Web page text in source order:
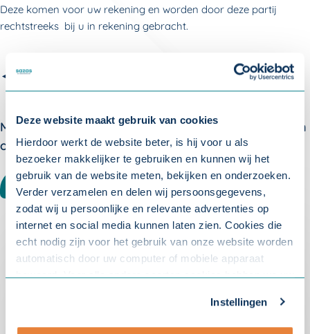
Deze website maakt gebruik van cookies
Hierdoor werkt de website beter, is hij voor u als
bezoeker makkelijker te gebruiken en kunnen wij het
gebruik van de website meten, bekijken en onderzoeken.
Verder verzamelen en delen wij persoonsgegevens,
zodat wij u persoonlijke en relevante advertenties op
internet en social media kunnen laten zien. Cookies die
echt nodig zijn voor het gebruik van onze website worden
automatisch door uw computer of mobiele apparaat
bewaard. Voor alle andere soorten cookies hebben we uw
aanpassen. Met uw toestemming delen wij uw gegevens
met onze10 partners.
Instellingen
Deze komen voor uw rekening en worden door deze partij
rechtstreeks bij u in rekening gebracht.
◄ Terug naar Veelgestelde vragen: Aanleveren gegevens
Meer weten over verzuim? Meld u aan voor één van
onze nieuwsbrieven:
WERKGEVER ACCOUNTANT
Over Sazas
Onze verzuimverzekeringen